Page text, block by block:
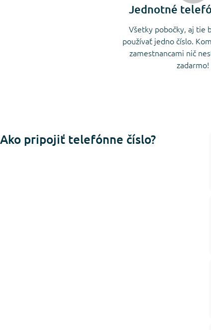
Jednotné
Všetky pobočky, aj tie
používať jedno číslo.
zamestnancami nič
zadarmo!
Ako pripojiť telefónne číslo?